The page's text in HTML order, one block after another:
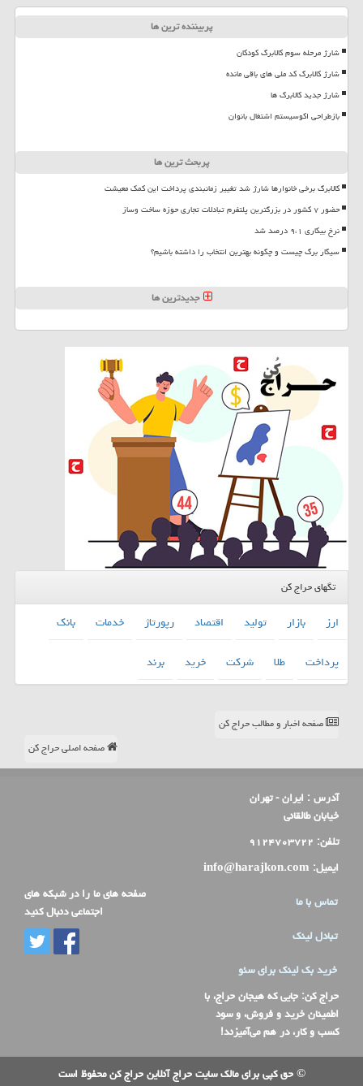
پربیننده ترین ها
شارژ مرحله سوم کالابرگ کودکان
شارژ کالابرگ کد ملی های باقی مانده
شارژ جدید کالابرگ ها
بازطراحی اکوسیستم اشتغال بانوان
پربحث ترین ها
کالابرگ برخی خانوارها شارژ شد تغییر زمانبندی پرداخت این کمک معیشت
حضور ۷ کشور در بزرگترین پلتفرم تبادلات تجاری حوزه ساخت وساز
نرخ بیکاری ۹،۱ درصد شد
سیگار برگ چیست و چگونه بهترین انتخاب را داشته باشیم؟
جدیدترین ها
تگهای حراج کن
ارز بازار تولید اقتصاد رپورتاژ خدمات
بانك
پرداخت
طلا شركت خرید برند
صفحه اخبار و مطالب حراج کن
صفحه اصلی حراج کن
آدرس : ایران - تهران
خیابان طالقانی
تلفن: ۹۱۲۴۷۰۳۷۲۲
ایمیل: info@harajkon.com
تماس با ما
تبادل لینک
خرید بک لینک برای سئو
حراج کن: جایی که هیجان حراج، با
اطمینان خرید و فروش، و سود
کسب و کار، در هم می‌آمیزند!
صفحه های ما را در شبکه های
اجتماعی دنبال کنید
© حق کپی برای مالک سایت حراج آنلاین حراج کن محفوظ است